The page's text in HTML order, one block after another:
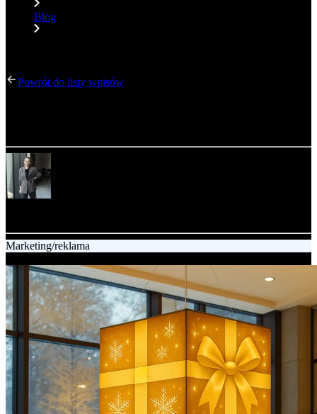
Blog
Powrót do listy wpisów
Marketing/reklama